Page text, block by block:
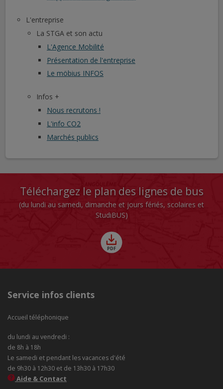
L'entreprise
La STGA et son actu
L'Agence Mobilité
Présentation de l'entreprise
Le möbius INFOS
Infos +
Nous recrutons !
L'info CO2
Marchés publics
Téléchargez le plan des lignes de bus
(du lundi au samedi, dimanche et jours fériés, scolaires et
StudiBUS)
Service infos clients
Accueil téléphonique
du lundi au vendredi :
de 8h à 18h
Le samedi et pendant les vacances d'été
de 9h30 à 12h30 et de 13h30 à 17h30
Aide & Contact